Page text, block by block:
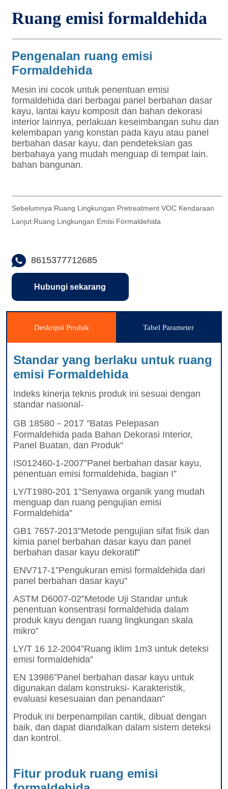
Ruang emisi formaldehida
Sebelumnya:Ruang Lingkungan Pretreatment VOC Kendaraan
Lanjut:Ruang Lingkungan Emisi Formaldehida
8615377712685
Hubungi sekarang
Deskripsi Produk Tabel Parameter